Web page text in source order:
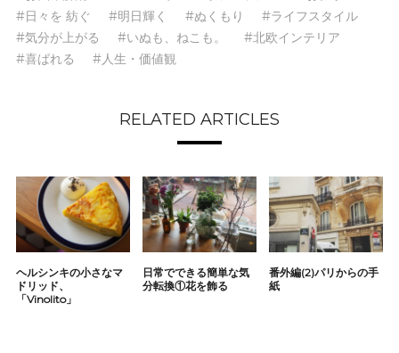
#日々を 紡ぐ
#明日輝く #ぬくもり
#ライフスタイル
#気分が上がる
#いぬも、ねこも。
#北欧インテリア
#喜ばれる
#人生・価値観
RELATED ARTICLES
ヘルシンキの小さなマ
ドリッド、
「Vinolito」
日常でできる簡単な気
分転換①花を飾る
番外編(2)パリからの手
紙